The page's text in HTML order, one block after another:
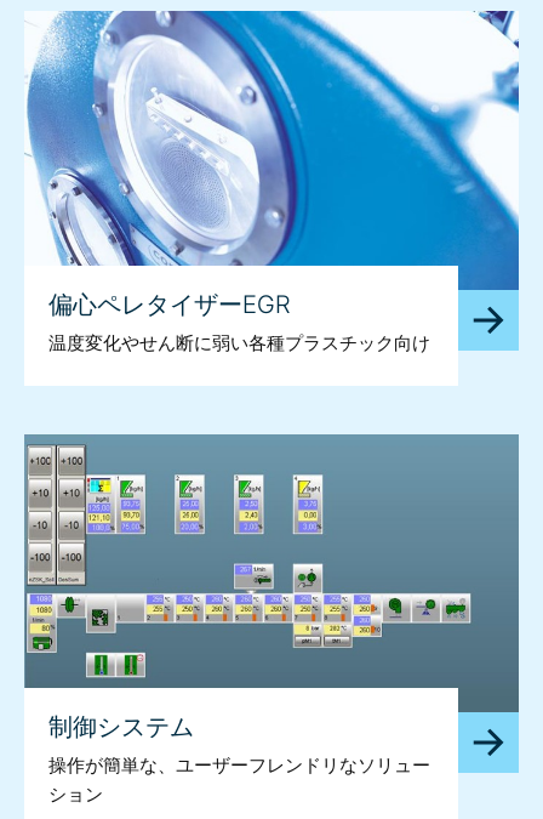
偏心ペレタイザーEGR
温度変化やせん断に弱い各種プラスチック向け
制御システム
操作が簡単な、ユーザーフレンドリなソリュー
ション